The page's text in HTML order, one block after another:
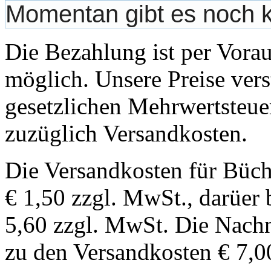
Momentan gibt es noch
Die Bezahlung ist per
möglich. Unsere Preise
gesetzlichen
zuzüglich Versandkosten.
Die Versandkosten für
€ 1,50 zzgl. MwSt., darüer
5,60 zzgl. MwSt. Die
zu den Versandkosten €